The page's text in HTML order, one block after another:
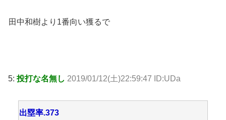
田中和樹より1番向い獲るで
5:投打な名無し 2019/01/12(土)22:59:47 ID:UDa
出塁率.373